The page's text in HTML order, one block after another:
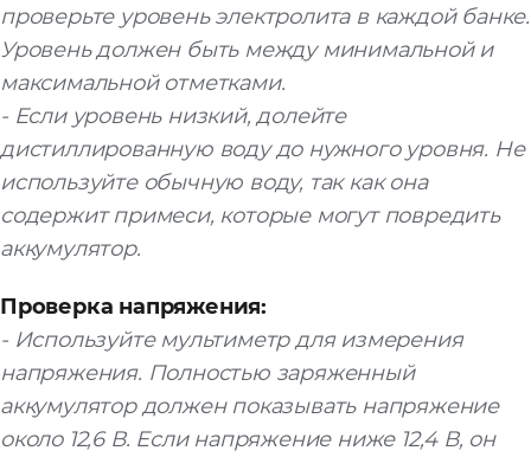
проверьте уровень электролита в каждой банке.
Уровень должен быть между минимальной и
максимальной отметками.
- Если уровень низкий, долейте
дистиллированную воду до нужного уровня. Не
используйте обычную воду, так как она
содержит примеси, которые могут повредить
аккумулятор.
Проверка напряжения:
- Используйте мультиметр для измерения
напряжения. Полностью заряженный
аккумулятор должен показывать напряжение
около 12,6 В. Если напряжение ниже 12,4 В, он